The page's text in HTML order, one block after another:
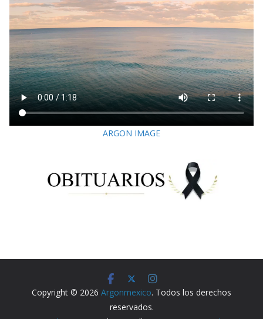
ARGON IMAGE
Copyright © 2026 Argonmexico. Todos los derechos
reservados.